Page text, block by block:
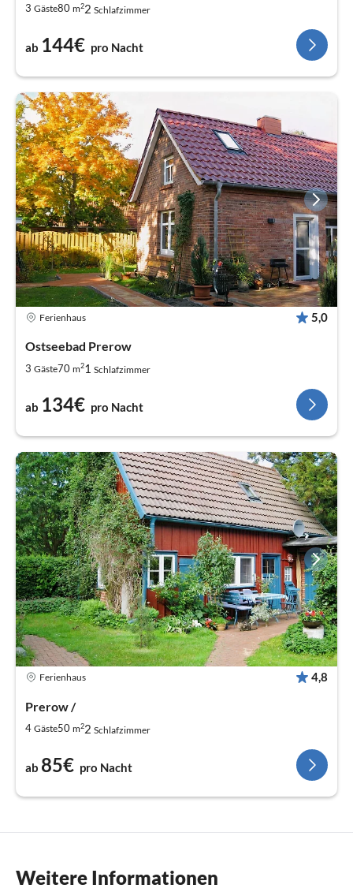
3 Gäste80 m22 Schlafzimmer
ab 144€ pro Nacht
Ferienhaus 5,0
Ostseebad Prerow
3 Gäste70 m21 Schlafzimmer
ab 134€ pro Nacht
Ferienhaus 4,8
Prerow /
4 Gäste50 m22 Schlafzimmer
ab 85€ pro Nacht
Weitere Informationen